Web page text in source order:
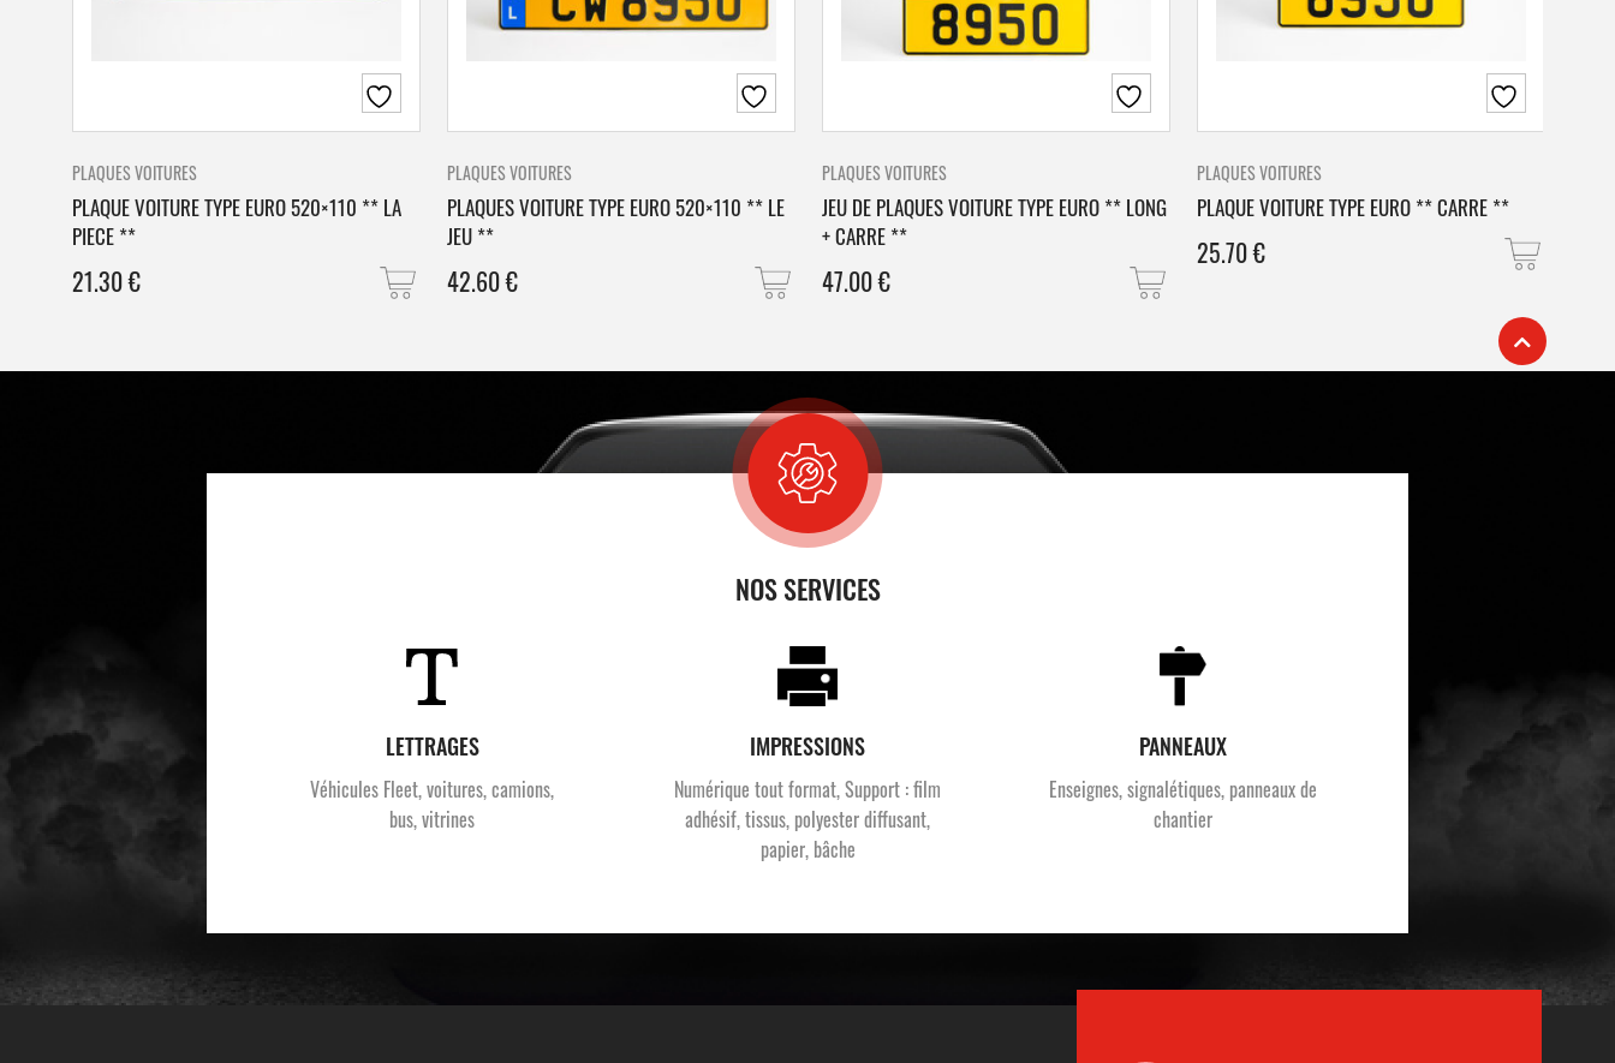
PLAQUES VOITURES
PLAQUE VOITURE TYPE EURO 520×110 ** LA
PIECE **
21.30€
PLAQUES VOITURES
PLAQUES VOITURE TYPE EURO 520×110 ** LE
JEU **
42.60€
PLAQUES VOITURES
JEU DE PLAQUES VOITURE TYPE EURO ** LONG
+ CARRE **
47.00€
PLAQUES VOITURES
PLAQUE VOITURE TYPE EURO ** CARRE **
25.70€
NOS SERVICES
LETTRAGES
Véhicules Fleet, voitures, camions,
bus, vitrines
IMPRESSIONS
Numérique tout format, Support : film
adhésif, tissus, polyester diffusant,
papier, bâche
PANNEAUX
Enseignes, signalétiques, panneaux de
chantier